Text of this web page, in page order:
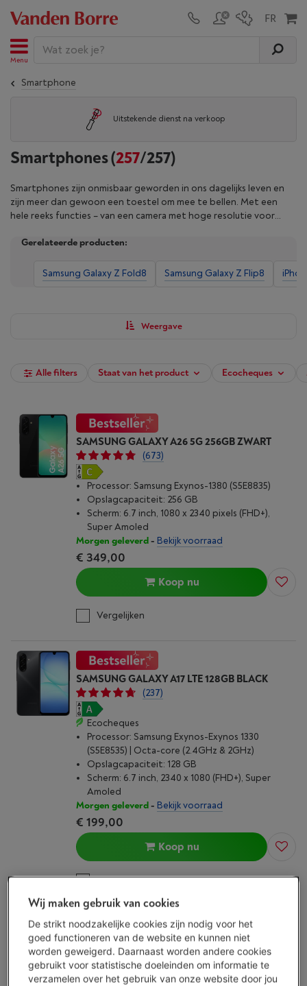
Menu
Smartphone
Uitstekende dienst na verkoop
Smartphones(257/257)
Smartphones zijn onmisbaar geworden in ons dagelijks leven en
zijn meer dan gewoon een toestel om mee te bellen. Met een
hele reeks functies – van een camera met hoge resolutie voor
optimaal visueel comfort – beantwoorden slimme telefoons aan
verkiest, elke smartphone heeft unieke opties: batterijcapaciteit
(mAh), RAM-geheugen, krachtige processors en nog veel meer.
Gerelateerde producten:
Samsung Galaxy Z Fold8 Samsung Galaxy Z Flip8
Weergave
Alle filters Staat van het product Ecocheques
SAMSUNG GALAXY A26 5G 256GB ZWART
(673)
Processor: Samsung Exynos-1380 (S5E8835)
Opslagcapaciteit: 256 GB
Scherm: 6.7 inch, 1080 x 2340 pixels (FHD+),
Super Amoled
Morgen geleverd- Bekijk voorraad
€ 349,00
Koop nu
Vergelijken
SAMSUNG GALAXY A17 LTE 128GB BLACK
(237)
Ecocheques
Processor: Samsung Exynos-Exynos 1330
(S5E8535) | Octa-core (2.4GHz & 2GHz)
Opslagcapaciteit: 128 GB
Scherm: 6.7 inch, 2340 x 1080 (FHD+), Super
Amoled
Morgen geleverd- Bekijk voorraad
€ 199,00
Koop nu
Vergelijken
SAMSUNG GALAXY A57 5G 256GB - AWESOME
NAVY
(390)
Wij maken gebruik van cookies
De strikt noodzakelijke cookies zijn nodig voor het
goed functioneren van de website en kunnen niet
worden geweigerd. Daarnaast worden andere cookies
gebruikt voor statistische doeleinden om informatie te
verzamelen over het gebruik van onze website door jou